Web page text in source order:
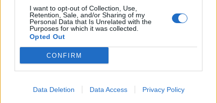
I want to opt-out of Collection, Use,
Retention, Sale, and/or Sharing of my
Personal Data that Is Unrelated with the
Purposes for which it was collected.
Opted Out
CONFIRM
Data Deletion Data Access Privacy Policy
07/08/2026 - 08:13 ΚΟΣΜΟΣ
Χρηματιστήριο: Πτώση κατά 0,59%, στα 320,42
εκατ. ευρώ ο τζίρος
06/08/2026 - 18:10 ΟΙΚΟΝΟΜΙΑ
06/08/2026 - 17:40 ΟΙΚΟΝΟΜΙΑ